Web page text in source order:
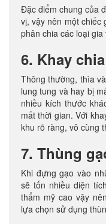
Đặc điểm chung của
vị, vậy nên một chiếc
phân chia các loại
6. Khay
Thông thường, thìa
lung tung và hay bị
nhiều kích thước
mất thời gian. Với
khu rõ ràng, vô cùng
7. Thùng
Khi đựng gạo vào
sẽ tốn nhiều diện
thẩm mỹ cao vậy
lựa chọn sử dụng